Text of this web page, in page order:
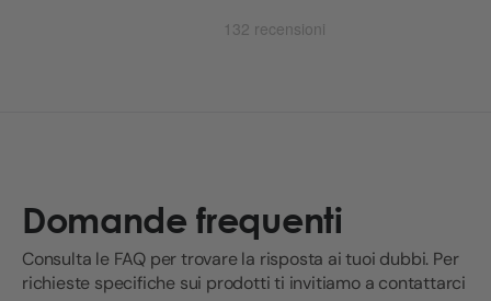
Domande frequenti
Consulta le FAQ per trovare la risposta ai tuoi dubbi. Per
richieste specifiche sui prodotti ti invitiamo a contattarci